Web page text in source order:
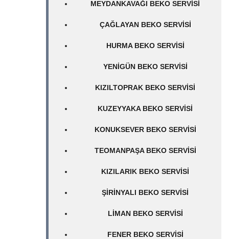
MEYDANKAVAĞI BEKO SERVISI
ÇAĞLAYAN BEKO SERVISI
HURMA BEKO SERVISI
YENIGÜN BEKO SERVISI
KIZILTOPRAK BEKO SERVISI
KUZEYYAKA BEKO SERVISI
KONUKSEVER BEKO SERVISI
TEOMANPAŞA BEKO SERVISI
KIZILARIK BEKO SERVISI
ŞIRINYALI BEKO SERVISI
LIMAN BEKO SERVISI
FENER BEKO SERVISI